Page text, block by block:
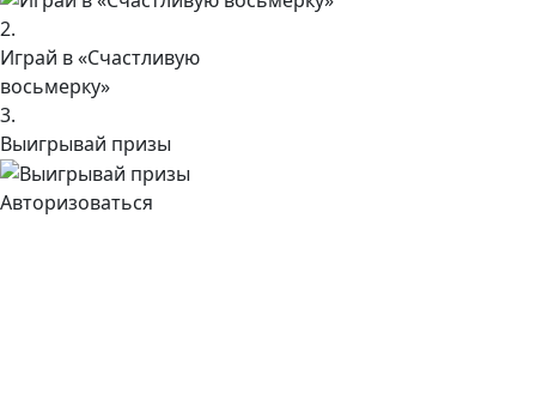
2.
Играй в «Счастливую
восьмерку»
3.
Выигрывай призы
Авторизоваться